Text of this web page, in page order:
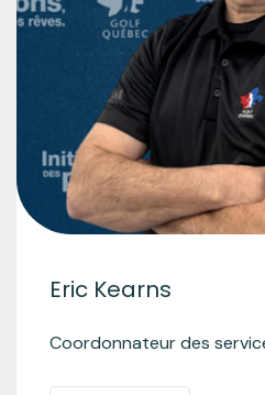
Eric Kearns
Coordonnateur des